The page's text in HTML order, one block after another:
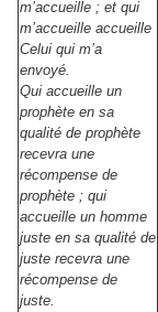
m’accueille ; et qui
m’accueille accueille
Celui qui m’a
envoyé.
Qui accueille un
prophète en sa
qualité de prophète
recevra une
récompense de
prophète ; qui
accueille un homme
juste en sa qualité de
juste recevra une
récompense de
juste.